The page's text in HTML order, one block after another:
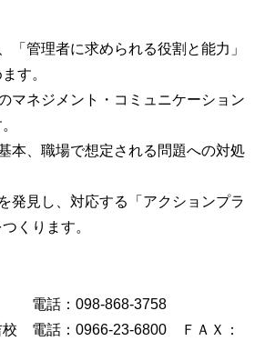
「管理者に求められる役割と能力」
す。
マネジメント・コミュニケーション
本、職場で想定される問題への対処
発見し、対応する「アクションプラ
くります。
話：098-868-3758
校 電話：0966-23-6800 ＦＡＸ：